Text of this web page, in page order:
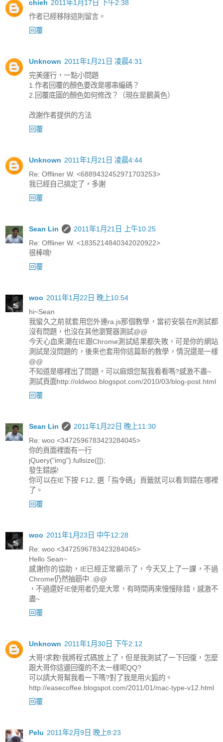
chieh 2011年1月17日 下午2:38
作者已經移除這則留言。
回覆
Unknown 2011年1月21日 凌晨4:31
完美運行，一點小問題
1.作者回覆的顏色要改是哪串編碼？
2.回覆底圖的顏色如何修改？（現在是鵝黃色）
改謝作者提供的方法
回覆
Unknown 2011年1月21日 凌晨4:44
Re: Offliner W. <6889432452971703253>
我已經自己搞定了，多謝
回覆
Sean Lin
2011年1月21日 上午10:25
Re: Offliner W. <1835214840342020922>
很棒唷!
回覆
woo 2011年1月22日 晚上10:54
hi~Sean
我蠻久之前就套用您外連ra.js那個教學，當初安裝在ff測試都
沒有問題，也沒在其他瀏覽器測試@@
今天心血來潮在IE跟Chrome測試結果都失敗，可是你的網站
測試是沒問題的，後來也套用你這篇新的教學，情況還是一樣
@@
不知道是哪裡出了問題，可以麻煩您幫我看看嗎?感激不盡~
測試頁面http://oldwoo.blogspot.com/2010/03/blog-post.html
回覆
Sean Lin
2011年1月22日 晚上11:30
Re: woo <3472596783423284045>
你的頁面裡面有一行
jQuery("img").fullsize([]);
發生錯誤!
你可以在IE下按 F12, 選「指令碼」頁籤就可以看到錯在哪裡
了。
回覆
woo 2011年1月23日 中午12:28
Re: woo <3472596783423284045>
Hello Sean~
感謝你的協助，IE已經正常顯示了，今天又上了一課，不過
Chrome仍然抽筋中..@@
，不過還好IE使用者仍是大眾，有時間再來慢慢除錯，感激不
盡~
回覆
Unknown 2011年1月30日 下午2:12
大哥!求救!我將程式碼放上了，但是我測試了一下回復，怎麼
跟大哥你這邊回復的不太一樣呢QQ?
可以請大哥幫我看一下嗎?對了我是用火狐的。
http://easecoffee.blogspot.com/2011/01/mac-type-v12.html
回覆
Pelu 2011年2月9日 晚上8:23